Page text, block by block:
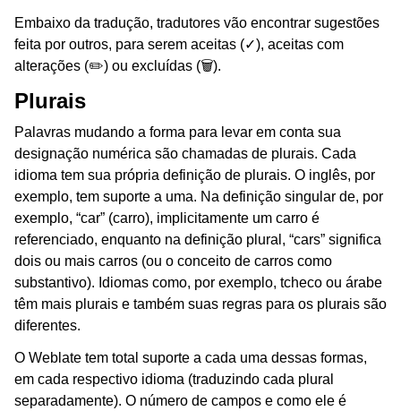
Embaixo da tradução, tradutores vão encontrar sugestões
feita por outros, para serem aceitas (✓), aceitas com
alterações (✏️) ou excluídas (🗑).
Plurais
Palavras mudando a forma para levar em conta sua
designação numérica são chamadas de plurais. Cada
idioma tem sua própria definição de plurais. O inglês, por
exemplo, tem suporte a uma. Na definição singular de, por
exemplo, “car” (carro), implicitamente um carro é
referenciado, enquanto na definição plural, “cars” significa
dois ou mais carros (ou o conceito de carros como
substantivo). Idiomas como, por exemplo, tcheco ou árabe
têm mais plurais e também suas regras para os plurais são
diferentes.
O Weblate tem total suporte a cada uma dessas formas,
em cada respectivo idioma (traduzindo cada plural
separadamente). O número de campos e como ele é